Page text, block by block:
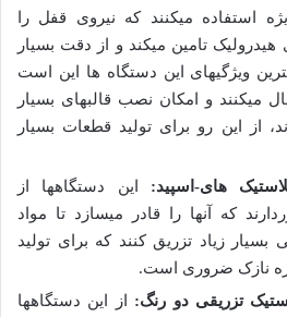
استفاده می­کنند که نیروی قفل را
تامین می­کند و از دقت بسیار
ویژگی­های این دستگاه ها این است
می­کنند و امکان نصب قالب­های بسیار
از این رو برای تولید قطعات بسیار
های-اسپید: این دستگاه­ها از
که آنها را قادر می­سازد تا مواد
بسیار زیاد تزریق کنند که برای تولید
نازک ضروری است.
تزریقی دو رنگ: از این دستگاه­ها